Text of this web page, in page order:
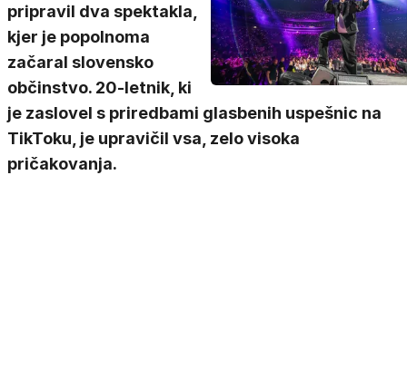
pripravil dva spektakla,
kjer je popolnoma
začaral slovensko
občinstvo. 20-letnik, ki
je zaslovel s priredbami glasbenih uspešnic na
TikToku, je upravičil vsa, zelo visoka
pričakovanja.